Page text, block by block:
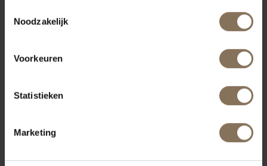
Noodzakelijk
Voorkeuren
Statistieken
Marketing